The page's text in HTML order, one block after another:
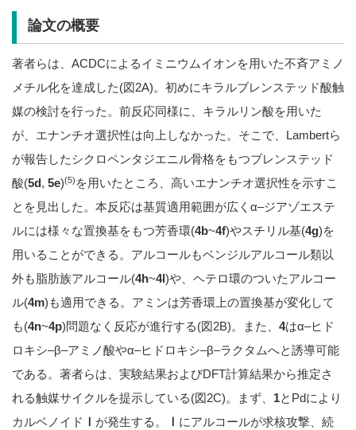
論文の概要
著者らは、 ACDCによるイミニウムイオンを用いた不斉アミノ
メチル化を達成した(図2A)。初めにキラルブレンステッド酸触
媒の検討を行った。前反応同様に、キラルリン酸を用いた
が、エナンチオ選択性は向上しなかった。そこで、
Lambertら
が報告したシクロペンタジエニル骨格をもつブレンステッド
酸(5d, 5e)(5) を用いたところ、高いエナンチオ選択性を示すこ
とを見出した。本反応は基質適用範囲が広く α–ジアゾエステ
ルには様々な置換基をもつ芳香環(4b~4f)やスチリル基(4g)を
用いることができる。アルコールもベンジルアルコール類以
外も脂肪族アルコール(4h~4l)や、ヘテロ環のついたアルコー
ル(4m) も適用できる。アミンは芳香環上の置換基が変化して
も(4n~4p)問題なく反応が進行する(図2B)。また、 4はα–ヒド
ロキシ–β­­­–アミノ酸やα–ヒドロキシ–β–ラクタムへと誘導可能
である。著者らは、実験結果およびDFT計算結果から推定さ
れる触媒サイクルを提示している(図2C)。まず、 1と Pdにより
カルベノイド
が発生する。
にアルコールが求核攻撃、続